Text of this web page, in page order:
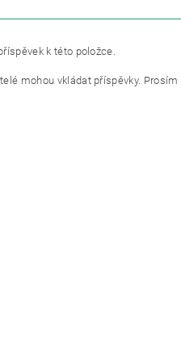
k této položce.
mohou vkládat příspěvky. Prosím